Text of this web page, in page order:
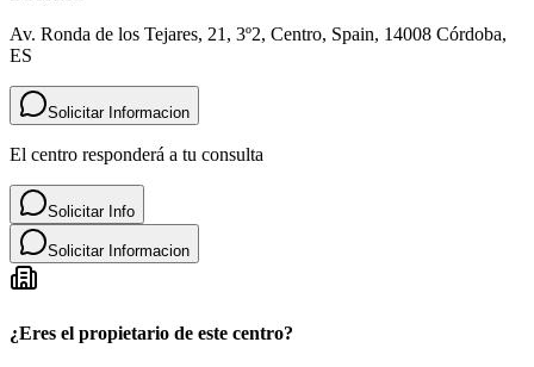
Av. Ronda de los Tejares, 21, 3º2, Centro, Spain, 14008 Córdoba,
ES
Solicitar Informacion
El centro responderá a tu consulta
Solicitar Info
Solicitar Informacion
¿Eres el propietario de este centro?